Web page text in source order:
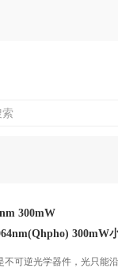
300mW
300mW
不可逆光学器件，光只能